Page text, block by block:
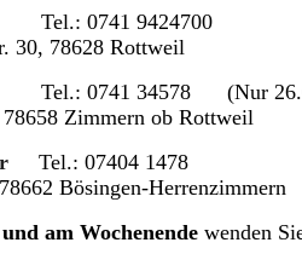
0741 9424700
30, 78628 Rottweil
Tel.: 0741 34578 (Nur
78658 Zimmern ob Rottweil
Tel.: 07404 1478
Bösingen-Herrenzimmern
am Wochenende wenden